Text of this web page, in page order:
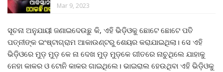
Mar 9, 2023
ସୂଚନା ଅନୁଯାୟୀ ଜଣାଇଦେଉଛୁ କି, ଏହି ଭିଡ଼ିଓକୁ ଛୋଟେ ଛୋଟେ ପତି
ପତ୍ନୀଙ୍କ ଇଂଷ୍ଟାଗ୍ରାମ ଆକାଉଣ୍ଟରୁ ଶେୟର କରାଯାଇଥିଲା। ସେ ଏହି
ଭିଡ଼ିଓରେ ମୁଡ଼ ମୁଡ଼ କେ ନା ଦେଖ ମୁଡ଼ ମୁଡ଼କେ ଗୀତରେ ନାଚୁଥିଲେ ଯାହାକୁ
ନେହା କାକର ଓ ଟୋନି କାକର ଗାଇଥିଲେ। ଭାଇରାଲ ହେଉଥିବା ଏହି ଭିଡ଼ିଓକୁ